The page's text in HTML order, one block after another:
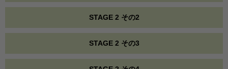
STAGE 2 その2
STAGE 2 その3